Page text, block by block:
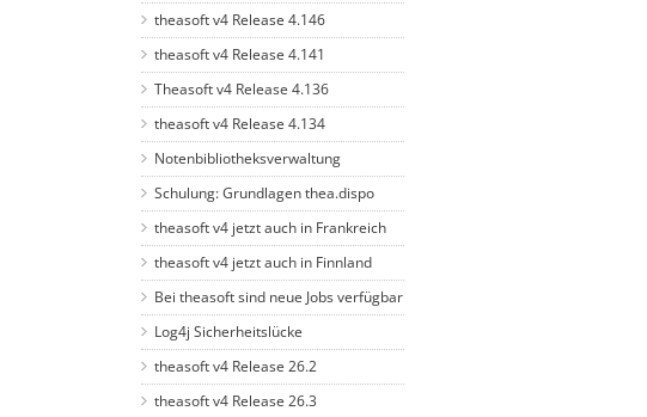
theasoft v4 Release 4.146
theasoft v4 Release 4.141
Theasoft v4 Release 4.136
theasoft v4 Release 4.134
Notenbibliotheksverwaltung
Schulung: Grundlagen thea.dispo
theasoft v4 jetzt auch in Frankreich
theasoft v4 jetzt auch in Finnland
Bei theasoft sind neue Jobs verfügbar
Log4j Sicherheitslücke
theasoft v4 Release 26.2
theasoft v4 Release 26.3